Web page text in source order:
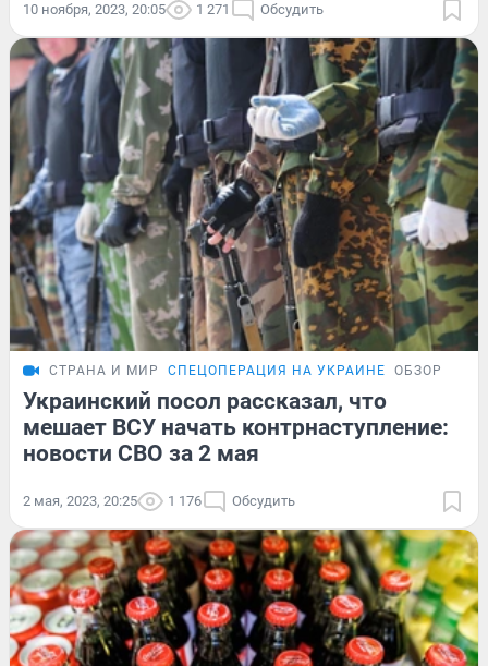
10 ноября, 2023, 20:05 1 271 Обсудить
СТРАНА И МИР СПЕЦОПЕРАЦИЯ НА УКРАИНЕ ОБЗОР
Украинский посол рассказал, что
мешает ВСУ начать контрнаступление:
новости СВО за 2 мая
2 мая, 2023, 20:25 1 176 Обсудить